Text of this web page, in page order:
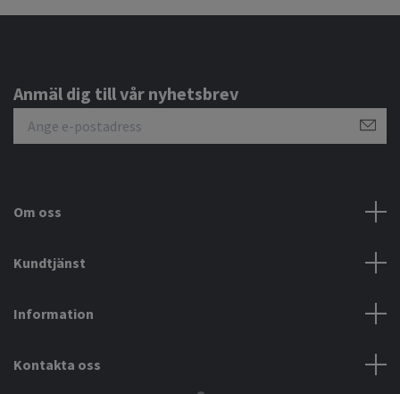
Anmäl dig till vår nyhetsbrev
Om oss
Kundtjänst
Information
Kontakta oss